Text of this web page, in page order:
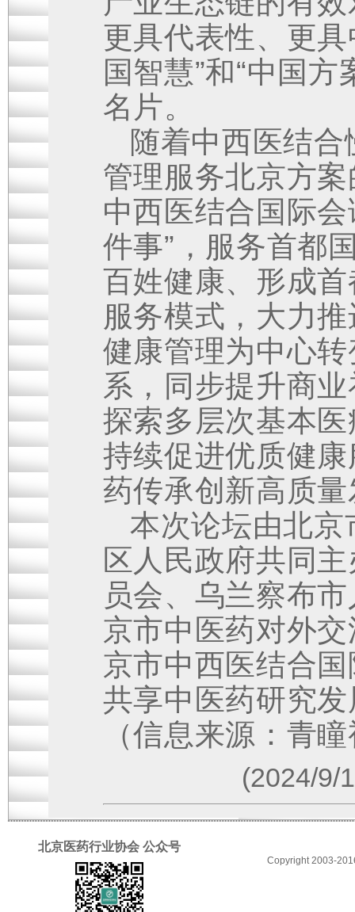
更具代表性、更
国智慧”和“中国
名片。
随着中西医结合
管理服务北京方
中西医结合国际
件事”，服务首都
百姓健康、形成
服务模式，大力
健康管理为中心
系，同步提升商
探索多层次基本
持续促进优质健
药传承创新高质
本次论坛由北
区人民政府共同
员会、乌兰察布
京市中医药对外
京市中西医结合
共享中医药研究
（信息来源：青
(2024/
北京医药行业协会 公众号
Copyright 2003-